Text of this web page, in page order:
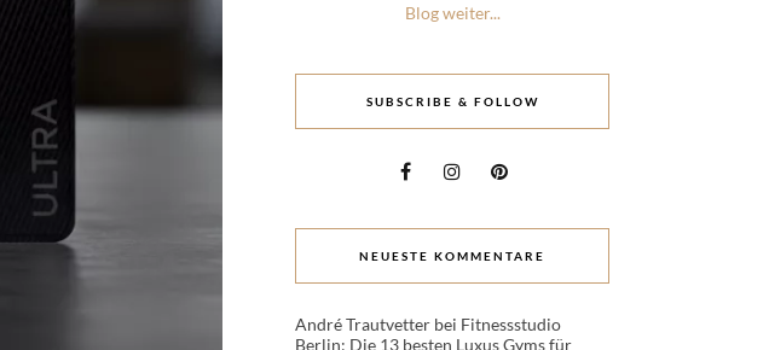
Blog weiter...
SUBSCRIBE & FOLLOW
NEUESTE KOMMENTARE
André Trautvetter bei Fitnessstudio
Berlin: Die 13 besten Luxus Gyms für